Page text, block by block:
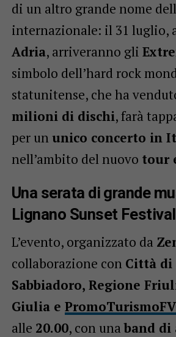
di un altro grande nome
internazionale: il 31 luglio,
Adria, arriveranno gli
simbolo dell’hard rock
statunitense, che ha
milioni di dischi, farà
per un unico concerto in
nell’ambito del nuovo tour
Una serata di grande
Lignano Sunset Festival
L’evento, organizzato da
collaborazione con Città di
Sabbiadoro, Regione
Giulia e
alle 20.00, con unaband di